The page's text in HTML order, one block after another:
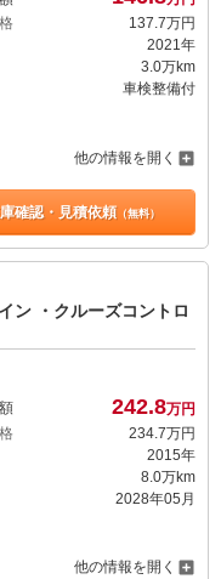
137.7万円
2021年
3.0万km
車検整備付
他の情報を開く
確認・見積依頼（無料）
ン ・クルーズコントロ
242.8万円
234. 7万円
2015年
8.0万km
2028年05月
他の情報を開く